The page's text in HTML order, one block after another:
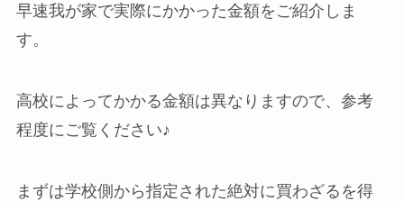
早速我が家で実際にかかった金額をご紹介しま
す。
高校によってかかる金額は異なりますので、参考
程度にご覧ください♪
まずは学校側から指定された絶対に買わざるを得